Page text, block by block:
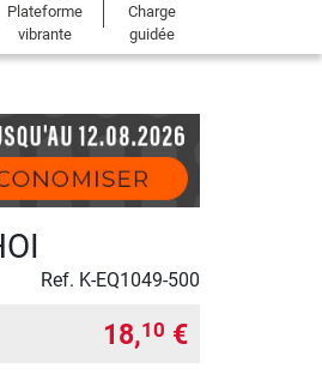
Plateforme
vibrante
Charge
guidée
Ref. K-EQ1049-500
18,10 €